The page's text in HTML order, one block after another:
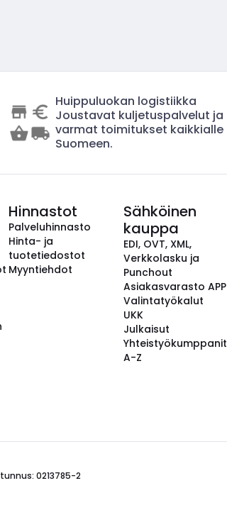
Huippuluokan logistiikka
Joustavat kuljetuspalvelut ja
varmat toimitukset kaikkialle
Suomeen.
Hinnastot
Palveluhinnasto
Hinta- ja
tuotetiedostot
Myyntiehdot
Sähköinen
kauppa
EDI, OVT, XML,
Verkkolasku ja
Punchout
Asiakasvarasto APP
Valintatyökalut
UKK
Julkaisut
Yhteistyökumppanit
A-Z
tunnus: 0213785-2